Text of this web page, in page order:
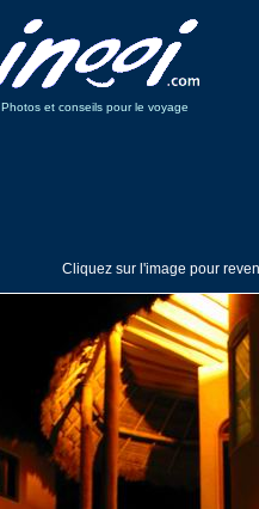
Photos et conseils pour le voyage
Cliquez sur l'image pour